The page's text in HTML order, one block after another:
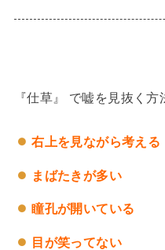
『仕草』 で嘘を見抜く
右上を見ながら考える
まばたきが多い
瞳孔が開いている
目が笑ってない